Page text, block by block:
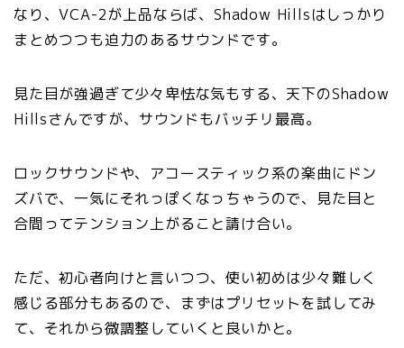
なり、VCA-2が上品ならば、Shadow Hillsはしっかり
まとめつつも迫力のあるサウンドです。
見た目が強過ぎて少々卑怯な気もする、天下のShadow
Hillsさんですが、サウンドもバッチリ最高。
ロックサウンドや、アコースティック系の楽曲にドン
ズバで、一気にそれっぽくなっちゃうので、見た目と
合間ってテンション上がること請け合い。
ただ、初心者向けと言いつつ、使い初めは少々難しく
感じる部分もあるので、まずはプリセットを試してみ
て、それから微調整していくと良いかと。